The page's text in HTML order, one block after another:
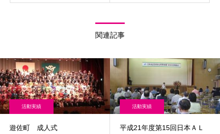
関連記事
活動実績
遊佐町 成人式
活動実績
平成21年度第15回日本ＡＬ